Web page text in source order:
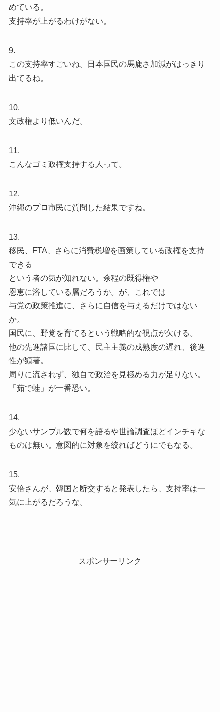
めている。
支持率が上がるわけがない。
9.
この支持率すごいね。日本国民の馬鹿さ加減がはっきり
出てるね。
10.
文政権より低いんだ。
11.
こんなゴミ政権支持する人って。
12.
沖縄のプロ市民に質問した結果ですね。
13.
移民、FTA、さらに消費税増を画策している政権を支持
できる
という者の気が知れない。余程の既得権や
恩恵に浴している層だろうか。が、これでは
与党の政策推進に、さらに自信を与えるだけではない
か。
国民に、野党を育てるという戦略的な視点が欠ける。
他の先進諸国に比して、民主主義の成熟度の遅れ、後進
性が顕著。
周りに流されず、独自で政治を見極める力が足りない。
「茹で蛙」が一番恐い。
14.
少ないサンプル数で何を語るや世論調査ほどインチキな
ものは無い。意図的に対象を絞ればどうにでもなる。
15.
安倍さんが、韓国と断交すると発表したら、支持率は一
気に上がるだろうな。
スポンサーリンク